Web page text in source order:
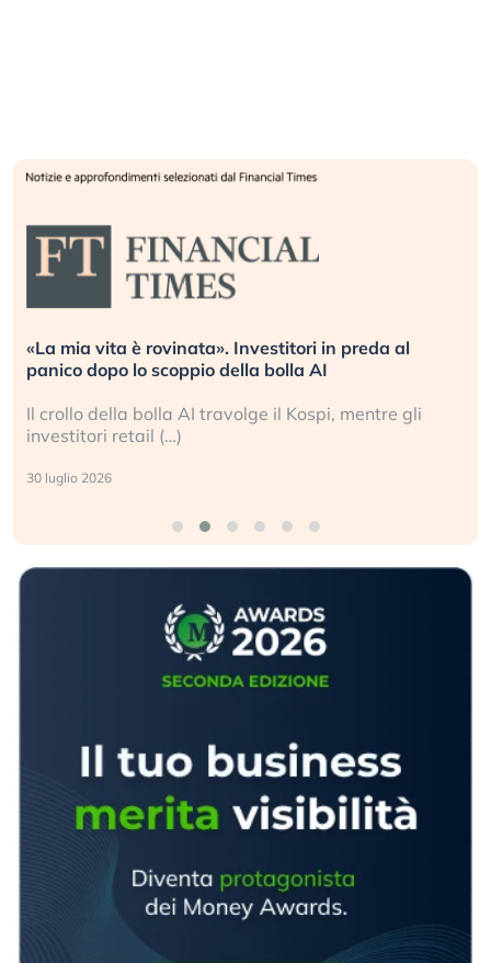
«La mia vita è rovinata». Investitori in preda al
panico dopo lo scoppio della bolla AI
Il crollo della bolla AI travolge il Kospi, mentre gli
investitori retail (…)
30 luglio 2026